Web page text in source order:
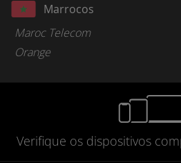
Marrocos
Maroc Telecom
Orange
Verifique os dispositivos